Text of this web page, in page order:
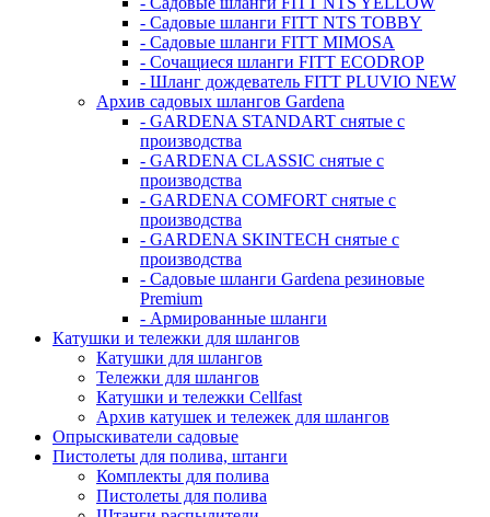
- Садовые шланги FITT NTS TOBBY
- Садовые шланги FITT MIMOSA
- Сочащиеся шланги FITT ECODROP
- Шланг дождеватель FITT PLUVIO NEW
Архив садовых шлангов Gardena
- GARDENA STANDART снятые с
производства
- GARDENA CLASSIC снятые с
производства
- GARDENA COMFORT снятые с
производства
- GARDENA SKINTECH снятые с
производства
- Садовые шланги Gardena резиновые
Premium
- Армированные шланги
Катушки и тележки для шлангов
Катушки для шлангов
Тележки для шлангов
Катушки и тележки Cellfast
Архив катушек и тележек для шлангов
Опрыскиватели садовые
Пистолеты для полива, штанги
Комплекты для полива
Пистолеты для полива